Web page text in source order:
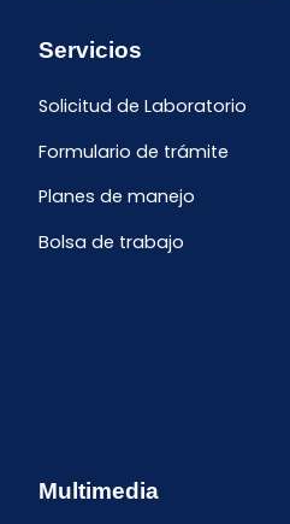
Servicios
Solicitud de Laboratorio
Formulario de trámite
Planes de manejo
Bolsa de trabajo
Multimedia